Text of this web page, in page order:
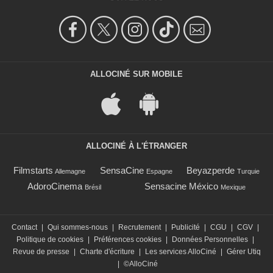
ALLOCINÉ SUR MOBILE
ALLOCINÉ À L'ÉTRANGER
Filmstarts Allemagne SensaCine Espagne Beyazperde Turquie
AdoroCinema Brésil Sensacine México Mexique
Contact Qui sommes-nous Recrutement Publicité CGU CGV
Politique de cookies
Préférences cookies Données Personnelles
Revue de presse
Charte d'écriture Les services AlloCiné
Gérer Utiq
©AlloCiné